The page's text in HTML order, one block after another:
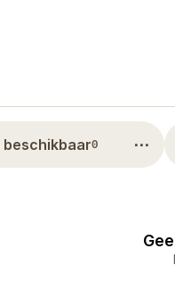
0 ⋯